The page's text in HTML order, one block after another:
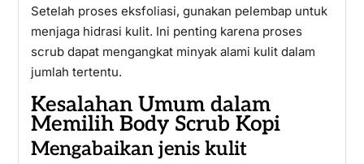
Setelah proses eksfoliasi, gunakan pelembap untuk
menjaga hidrasi kulit. Ini penting karena proses
scrub dapat mengangkat minyak alami kulit dalam
jumlah tertentu.
Kesalahan Umum dalam
Memilih Body Scrub Kopi
Mengabaikan jenis kulit